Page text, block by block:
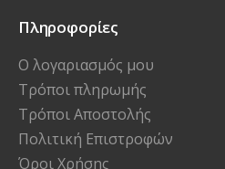
Πληροφορίες
Ο λογαριασμός μου
Τρόποι πληρωμής
Τρόποι Αποστολής
Πολιτική Επιστροφών
Όροι Χρήσης